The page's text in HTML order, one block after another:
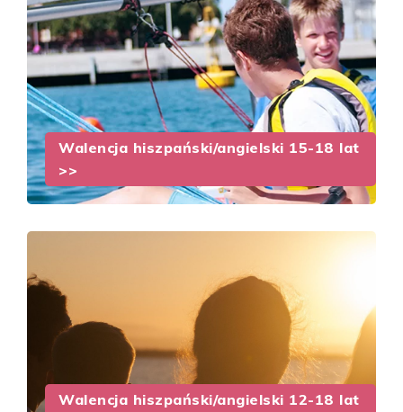
Walencja hiszpański/angielski 15-18 lat
>>
Walencja hiszpański/angielski 12-18 lat